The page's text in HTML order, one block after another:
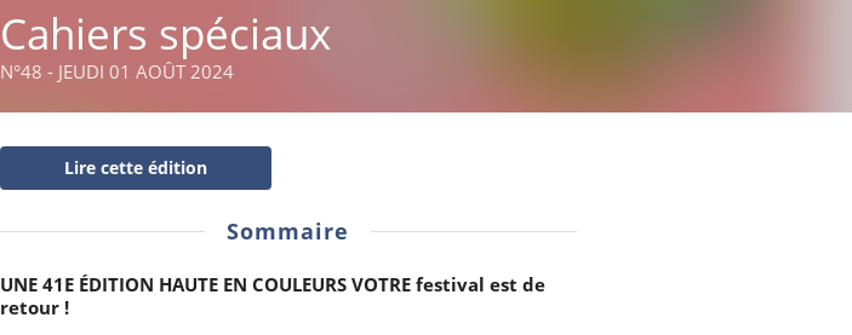
Cahiers spéciaux
N°48 - JEUDI 01 AOÛT 2024
Lire cette édition
Sommaire
UNE 41E ÉDITION HAUTE EN COULEURS VOTRE festival est de
retour !